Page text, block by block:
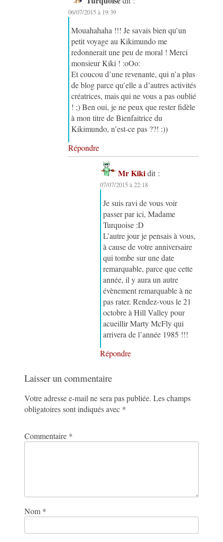
06/07/2015 à 19:39
Mouahahaha !!! Je savais bien qu’un
petit voyage au Kikimundo me
redonnerait une peu de moral ! Merci
monsieur Kiki ! :oOo:
Et coucou d’une revenante, qui n’a plus
de blog parce qu’elle a d’autres activités
créatrices, mais qui ne vous a pas oublié
! ;) Ben oui, je ne peux que rester fidèle
à mon titre de Bienfaitrice du
Kikimundo, n’est-ce pas ??! :))
Répondre
Mr Kiki dit :
07/07/2015 à 22:18
Je suis ravi de vous voir
passer par ici, Madame
Turquoise :D
L’autre jour je pensais à vous,
à cause de votre anniversaire
qui tombe sur une date
remarquable, parce que cette
année, il y aura un autre
évènement remarquable à ne
pas rater. Rendez-vous le 21
octobre à Hill Valley pour
acueillir Marty McFly qui
arrivera de l’année 1985 !!!
Répondre
Laisser un commentaire
Votre adresse e-mail ne sera pas publiée. Les champs
obligatoires sont indiqués avec *
Commentaire *
Nom *